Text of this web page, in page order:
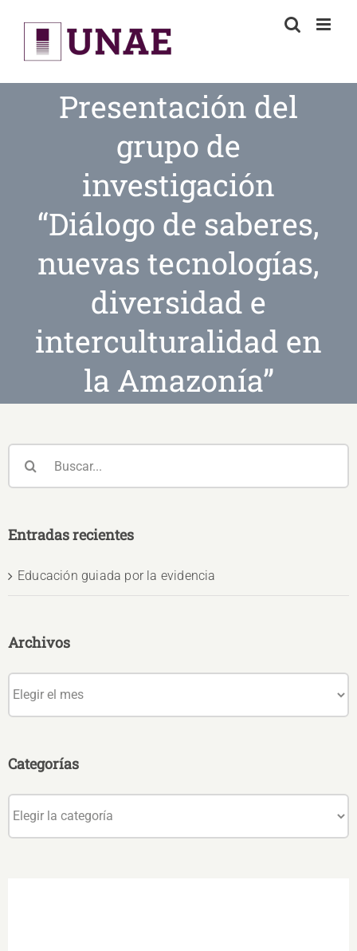
content
Presentación del
grupo de
investigación
“Diálogo de saberes,
nuevas tecnologías,
diversidad e
interculturalidad en
la Amazonía”
Entradas recientes
Educación guiada por la evidencia
Archivos
Categorías